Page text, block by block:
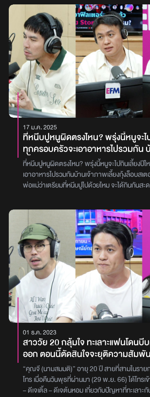
17 ม.ค. 2025
ที่หนีบปูหนูผิดตรงไหน? พรุ่งนี้หนูจะไ
ทุกครอบครัวจะเอาอาหารไปรวมกัน
เลี้ยงกุ้งล็อบสเตอร์ กับ ปูขน หนูบอกพ่
หนีบปูไปด้วยไหม จะได้กินกันสะดวก
บอกเอาไปไม่ได้ จะดูตั้งใจไปกินเกิน
ที่หนีบปูหนูผิดตรงไหน? พรุ่งนี้หนูจะไปกินเลี้ยงปีใ
เอาอาหารไปรวมกันบ้านเจ้าภาพเลี้ยงกุ้งล็อบสเ
พ่อแม่ว่าเตรียมที่หนีบปูไปด้วยไหม จะได้กินกันสะ
สะดวกขึ้น “คุณเอฟ (นามสมมติ)” อายุ 24 ปี สา
ทอล์ค พุธโทร’ เมื่อคือวันพุธที่ [15 ม.ค. 68] ได้โ
เผือก – ดีเจเติ้ล – ดีเจต้นหอม’ เกี่ยวกับปัญหาป
“คุณเอฟ (นามสมมติ)” ได้เล่าว่า ‘เพื่อนสนิทของ
วันที่ 18 มกราคมนี้แล้วเขาเชิญครอบครัวเราไป
คน หนูก็เลยถามพ่อว่าในงานเป็นแบบไหนยังไง เรา
เตรียมตัว เพื่อให้ดูเข้ากับงาน พ่อก็เลยบอกว่าทุก
กัน ฟีลแบบหนังฝรั่งที่มีเพื่อนบ้านมาปาร์ตี้กัน เรา
เอาอาหารอิตาลีไปไหม? พวกสปาเก็ตตี้ พิซซ่า
เอาไป เราก็เลยตกลงกันว่าจะเอาอันนั้นไป คราว
บ้าน เขาเลี้ยงล็อบสเตอร์กับปูขนนะ หนูก็เลยบอก
พอบอกเสร็จพ่อกับแม่ก็ขำหนักมากเลย กับสิ่งที่เร
ไป แล้วเราก็เลยงงว่าเขาขำอะไรกันเหรอ พ่อก็เลย
มันดูแบบไม่มีมารยาท เหมือนเราตั้งใจจะไปกินปูอย่
ได้ชอบกินปูขนาดนั้นด้วยซ้ำ ก็เลยเล่าเจตนาให้พ่
เขาจัดที่บ้าน บ้านคนเราจะมีที่หนีบปูสักกี่อันเชียว
อัน แต่คนไปประมาณ 10 กว่าคนเลย ถ้าทุกคนกิ
เพราะมีที่หนีบปู 1-2 อัน เจตนาเราคือหวังดี ที่หนูเอ
01 ธ.ค. 2023
สาววัย 20 กลุ้มใจ ทะเลาะแฟนโดนบี
ออก ตอนนี้ตัดสินใจจะยุติความสัมพั
บอกว่า "ระวังจะเป็นฝ่ายแพ้นะ ถ้าเลิ
“คุณจี (นามสมมติ)” อายุ 20 ปี สายที่สามในรา
โทร เมื่อคืนวันพุธที่ผ่านมา (29 พ.ย. 66) ได้โทรเ
– ดีเจเติ้ล – ดีเจต้นหอม เกี่ยวกับปัญหาที่ทะเลาะ